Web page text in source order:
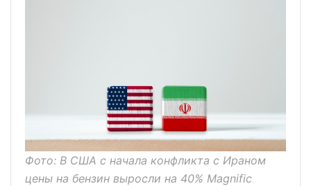
Фото: В США с начала конфликта с Ираном
цены на бензин выросли на 40% Magnific